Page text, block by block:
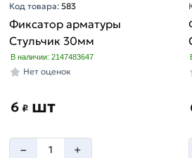
Код товара:583
Фиксатор арматуры
Стульчик 30мм
В наличии: 2147483647
Нет оценок
6₽ шт
– +